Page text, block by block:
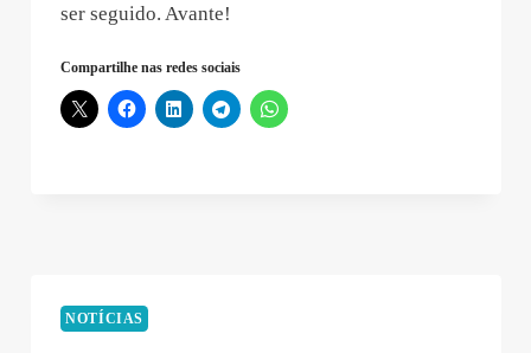
ser seguido. Avante!
Compartilhe nas redes sociais
NOTÍCIAS